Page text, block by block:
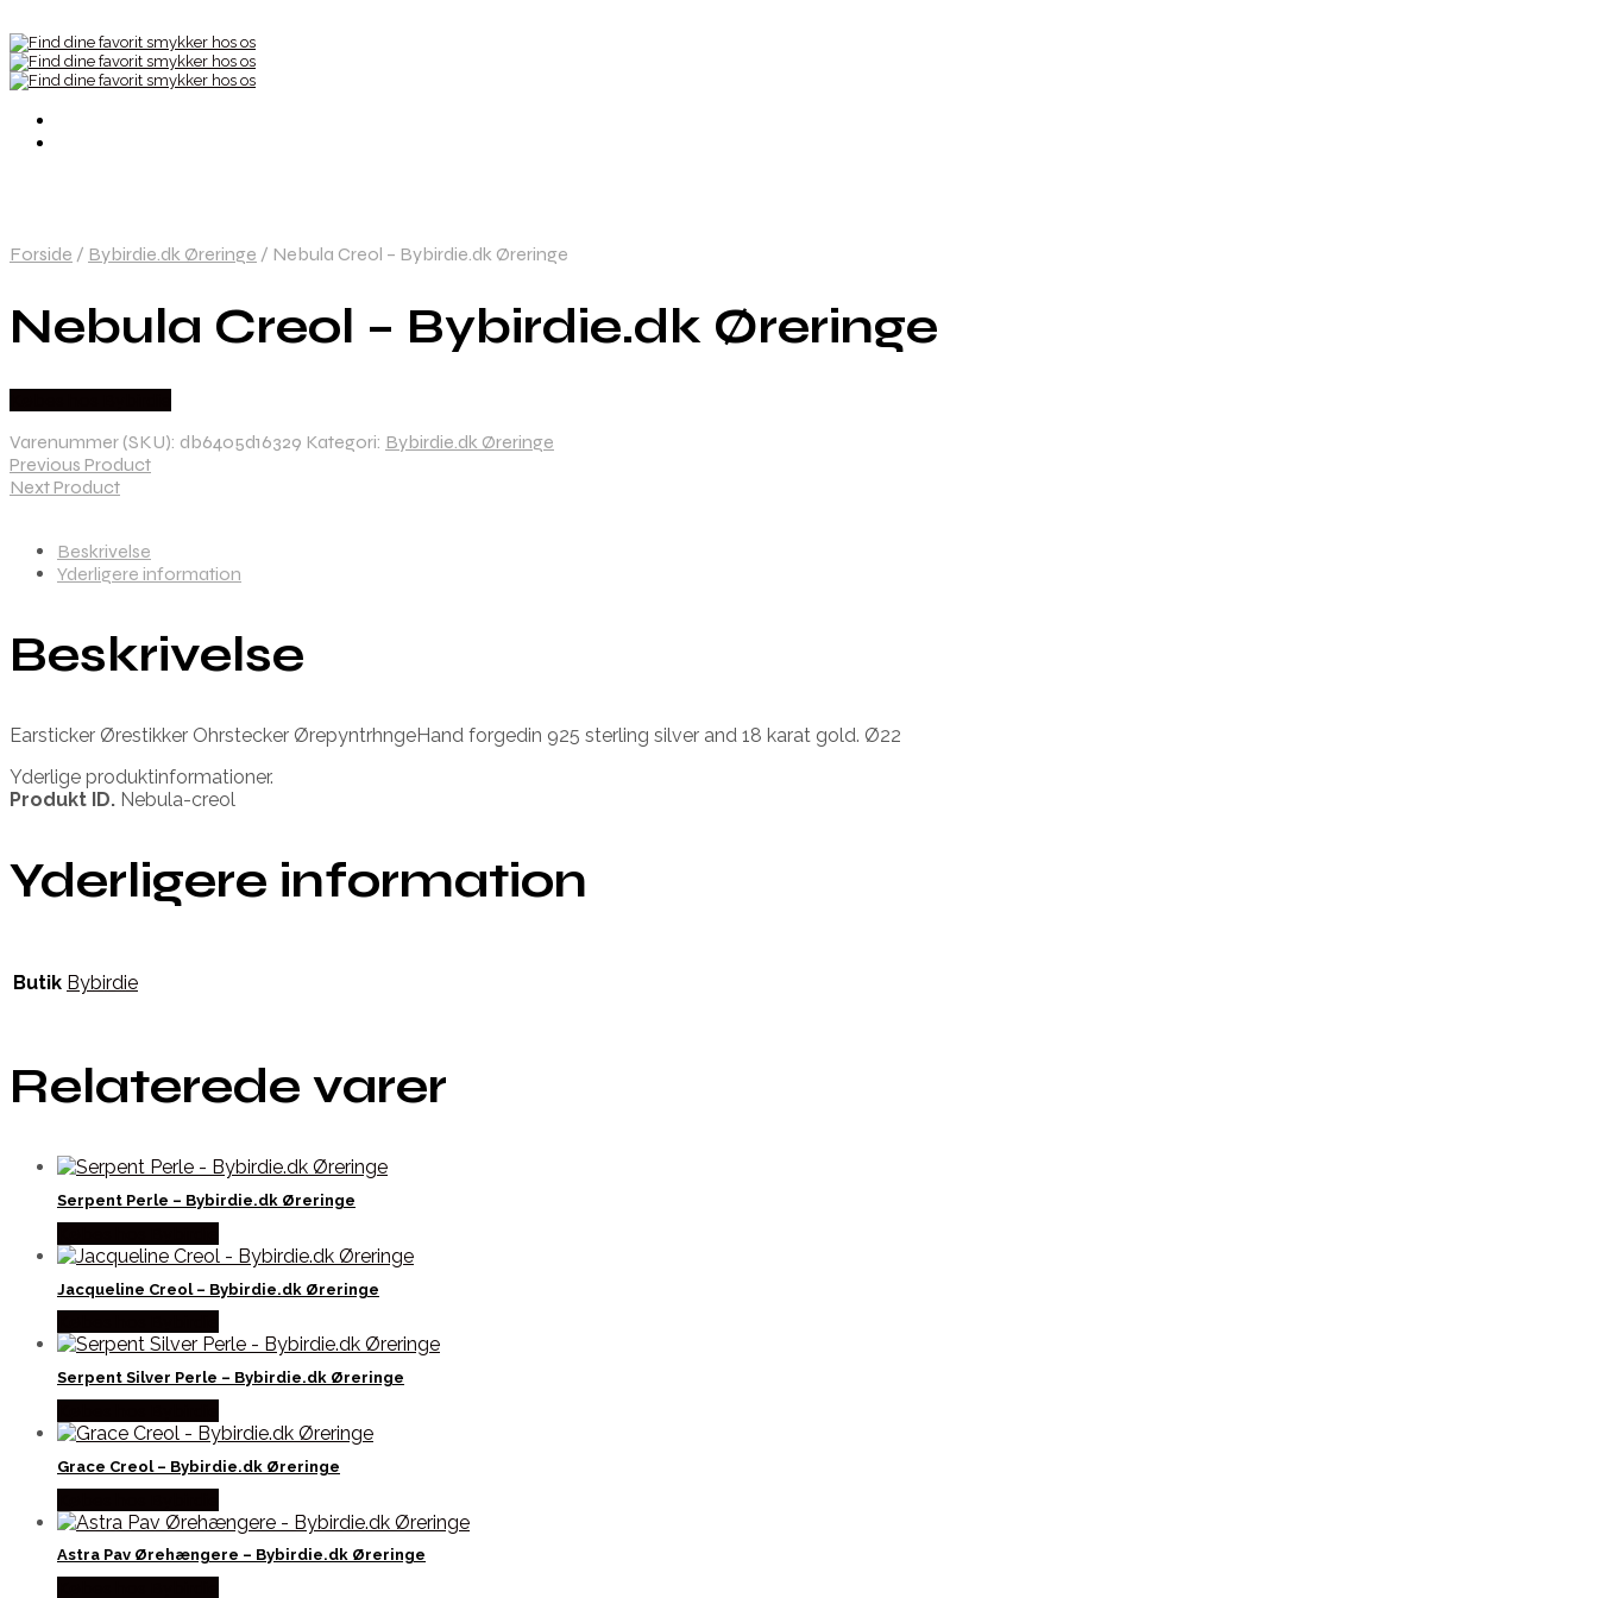
Forside / Bybirdie.dk Øreringe / Nebula Creol – Bybirdie.dk Øreringe
Nebula Creol – Bybirdie.dk Øreringe
Varenummer (SKU): db6405d16329 Kategori: Bybirdie.dk Øreringe
Previous Product
Next Product
Beskrivelse
Yderligere information
Beskrivelse
Earsticker Ørestikker Ohrstecker ØrepyntrhngeHand forgedin 925 sterling silver and 18 karat gold. Ø22
Yderlige produktinformationer.
Produkt ID. Nebula-creol
Yderligere information
Butik Bybirdie
Relaterede varer
Serpent Perle – Bybirdie.dk Øreringe
Jacqueline Creol – Bybirdie.dk Øreringe
Serpent Silver Perle – Bybirdie.dk Øreringe
Grace Creol – Bybirdie.dk Øreringe
Astra Pav Ørehængere – Bybirdie.dk Øreringe